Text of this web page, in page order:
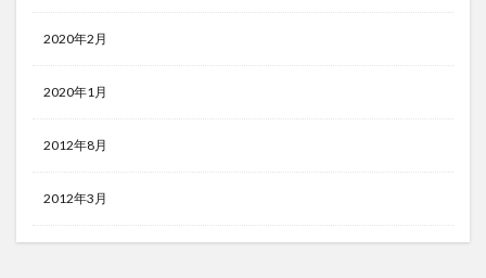
2020年2月
2020年1月
2012年8月
2012年3月